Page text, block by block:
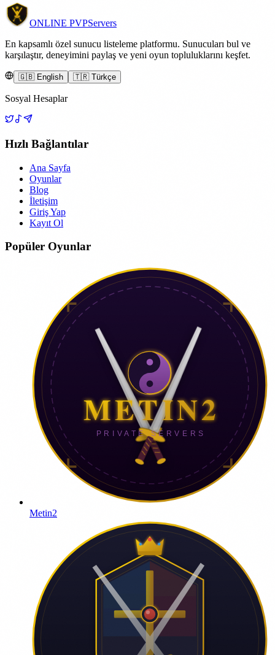
ONLINE PVPServers
En kapsamlı özel sunucu listeleme platformu. Sunucuları bul ve
karşılaştır, deneyimini paylaş ve yeni oyun topluluklarını keşfet.
🇬🇧 English 🇹🇷 Türkçe
Sosyal Hesaplar
Hızlı Bağlantılar
Ana Sayfa
Oyunlar
Blog
İletişim
Giriş Yap
Kayıt Ol
Popüler Oyunlar
Metin2